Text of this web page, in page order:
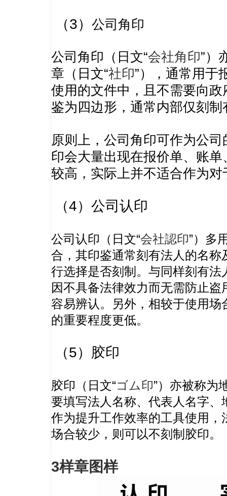
（3） 公司角印
公司角印（日文“会社角印”）
章（日文“社印”），通常用于
使用的文件中，且不需要向
鉴为四边形，通常内部仅刻
原则上，公司角印可作为公
印会大量出现在报价单、账
较高，实际上并不适合作为
（4）公司认印
公司认印（日文“会社認印”）多
合，其印鉴通常刻有法人的名
行选择是否刻制。与同样刻有
因不具备法律效力而无需防止
容易辨认。另外，相较于使用
的重要程度更低。
（5）胶印
胶印（日文“ゴム印”）亦被称为
要填写法人名称、代表人名字
作为提升工作效率的工具使用
场合较少，则可以不刻制胶印。
3样章图样